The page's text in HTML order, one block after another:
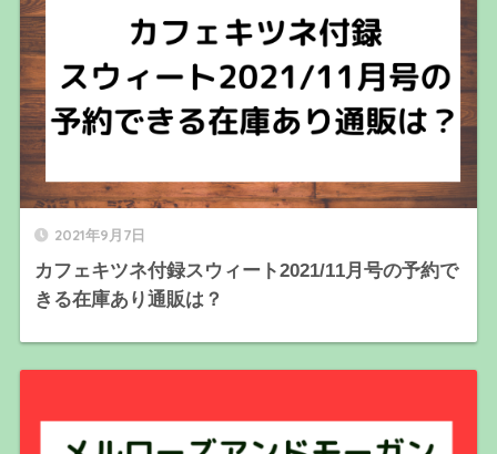
2021年9月7日
カフェキツネ付録スウィート2021/11月号の予約で
きる在庫あり通販は？